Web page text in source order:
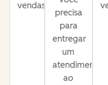
vendas.
precisa
para
entregar
um
atendimento
ao